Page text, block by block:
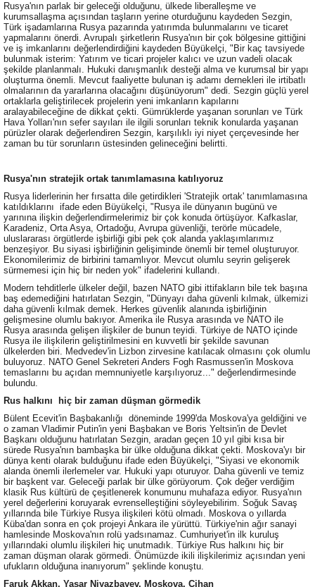
Rusya'nın parlak bir geleceği olduğunu, ülkede liberalleşme ve
kurumsallaşma açısından taşların yerine oturduğunu kaydeden Sezgin,
Türk işadamlarına Rusya pazarında yatırımda bulunmalarını ve ticaret
yapmalarını önerdi. Avrupalı şirketlerin Rusya'nın bir çok bölgesine gittiğini
ve iş imkanlarını değerlendirdiğini kaydeden Büyükelçi, "Bir kaç tavsiyede
bulunmak isterim: Yatırım ve ticari projeler kalıcı ve uzun vadeli olacak
şekilde planlanmalı. Hukuki danışmanlık desteği alma ve kurumsal bir yapı
oluşturma önemli. Mevcut faaliyette bulunan iş adamı dernekleri ile irtibatlı
olmalarının da yararlarına olacağını düşünüyorum" dedi. Sezgin güçlü yerel
ortaklarla geliştirilecek projelerin yeni imkanların kapılarını
aralayabileceğine de dikkat çekti. Gümrüklerde yaşanan sorunları ve Türk
Hava Yolları'nın sefer sayıları ile ilgili sorunları teknik konularda yaşanan
pürüzler olarak değerlendiren Sezgin, karşılıklı iyi niyet çerçevesinde her
zaman bu tür sorunların üstesinden gelineceğini belirtti.
Rusya'nın stratejik ortak tanımlamasına katılıyoruz
Rusya liderlerinin her fırsatta dile getirdikleri 'Stratejik ortak' tanımlamasına
katıldıklarını ifade eden Büyükelçi, "Rusya ile dünyanın bugünü ve
yarınına ilişkin değerlendirmelerimiz bir çok konuda örtüşüyor. Kafkaslar,
Karadeniz, Orta Asya, Ortadoğu, Avrupa güvenliği, terörle mücadele,
uluslararası örgütlerde işbirliği gibi pek çok alanda yaklaşımlarımız
benzeşiyor. Bu siyasi işbirliğinin gelişiminde önemli bir temel oluşturuyor.
Ekonomilerimiz de birbirini tamamlıyor. Mevcut olumlu seyrin gelişerek
sürmemesi için hiç bir neden yok" ifadelerini kullandı.
Modern tehditlerle ülkeler değil, bazen NATO gibi ittifakların bile tek başına
baş edemediğini hatırlatan Sezgin, "Dünyayı daha güvenli kılmak, ülkemizi
daha güvenli kılmak demek. Herkes güvenlik alanında işbirliğinin
gelişmesine olumlu bakıyor. Amerika ile Rusya arasında ve NATO ile
Rusya arasında gelişen ilişkiler de bunun teyidi. Türkiye de NATO içinde
Rusya ile ilişkilerin geliştirilmesini en kuvvetli bir şekilde savunan
ülkelerden biri. Medvedev'in Lizbon zirvesine katılacak olmasını çok olumlu
buluyoruz. NATO Genel Sekreteri Anders Fogh Rasmussen'in Moskova
temaslarını bu açıdan memnuniyetle karşılıyoruz..." değerlendirmesinde
bulundu.
Rus halkını hiç bir zaman düşman görmedik
Bülent Ecevit'in Başbakanlığı döneminde 1999'da Moskova'ya geldiğini ve
o zaman Vladimir Putin'in yeni Başbakan ve Boris Yeltsin'in de Devlet
Başkanı olduğunu hatırlatan Sezgin, aradan geçen 10 yıl gibi kısa bir
sürede Rusya'nın bambaşka bir ülke olduğuna dikkat çekti. Moskova'yı bir
dünya kenti olarak bulduğunu ifade eden Büyükelçi, "Siyasi ve ekonomik
alanda önemli ilerlemeler var. Hukuki yapı oturuyor. Daha güvenli ve temiz
bir başkent var. Geleceği parlak bir ülke görüyorum. Çok değer verdiğim
klasik Rus kültürü de çeşitlenerek konumunu muhafaza ediyor. Rusya'nın
yerel değerlerini koruyarak evrenselleştiğini söyleyebilirim. Soğuk Savaş
yıllarında bile Türkiye Rusya ilişkileri kötü olmadı. Moskova o yıllarda
Küba'dan sonra en çok projeyi Ankara ile yürüttü. Türkiye'nin ağır sanayi
hamlesinde Moskova'nın rolü yadsınamaz. Cumhuriyet'in ilk kuruluş
yıllarındaki olumlu ilişkileri hiç unutmadık. Türkiye Rus halkını hiç bir
zaman düşman olarak görmedi. Önümüzde ikili ilişkilerimiz açısından yeni
ufukların olduğuna inanıyorum" şeklinde konuştu.
Faruk Akkan, Yaşar Niyazbayev, Moskova, Cihan